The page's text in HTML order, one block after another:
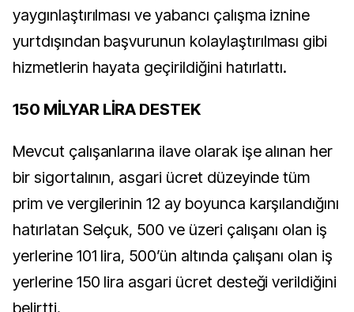
yaygınlaştırılması ve yabancı çalışma iznine
yurtdışından başvurunun kolaylaştırılması gibi
hizmetlerin hayata geçirildiğini hatırlattı.
150 MİLYAR LİRA DESTEK
Mevcut çalışanlarına ilave olarak işe alınan her
bir sigortalının, asgari ücret düzeyinde tüm
prim ve vergilerinin 12 ay boyunca karşılandığını
hatırlatan Selçuk, 500 ve üzeri çalışanı olan iş
yerlerine 101 lira, 500’ün altında çalışanı olan iş
yerlerine 150 lira asgari ücret desteği verildiğini